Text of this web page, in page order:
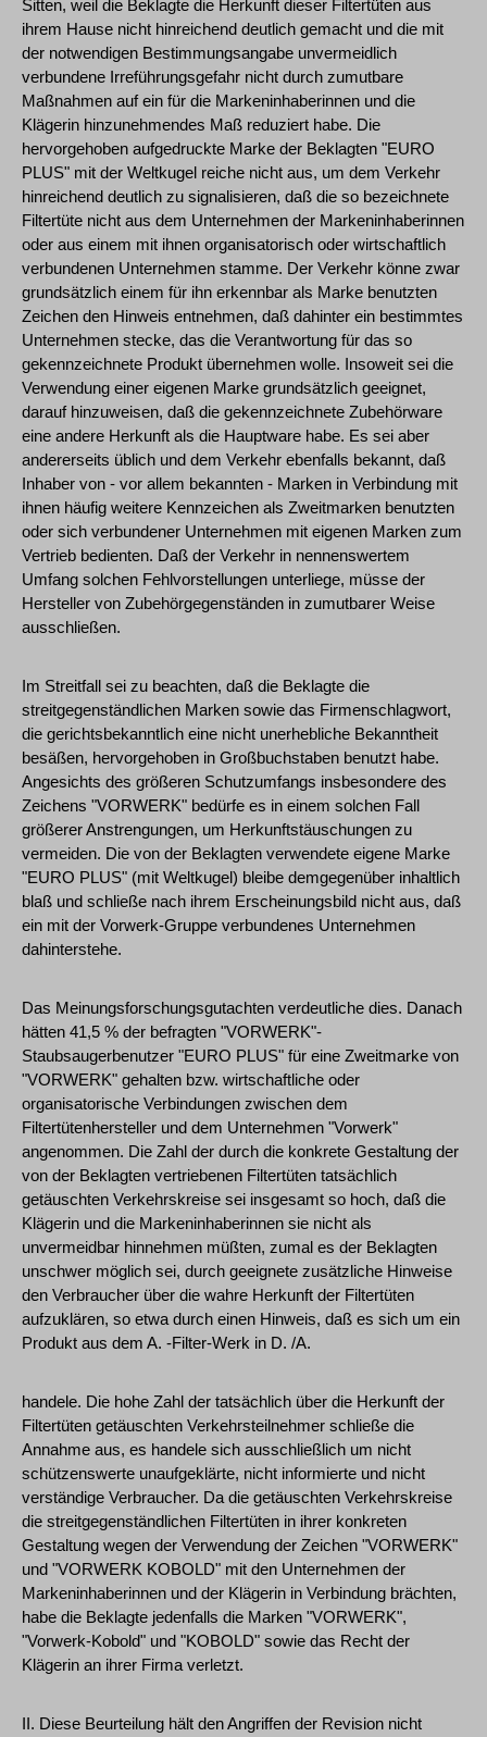
Sitten, weil die Beklagte die Herkunft dieser Filtertüten aus
ihrem Hause nicht hinreichend deutlich gemacht und die mit
der notwendigen Bestimmungsangabe unvermeidlich
verbundene Irreführungsgefahr nicht durch zumutbare
Maßnahmen auf ein für die Markeninhaberinnen und die
Klägerin hinzunehmendes Maß reduziert habe. Die
hervorgehoben aufgedruckte Marke der Beklagten "EURO
PLUS" mit der Weltkugel reiche nicht aus, um dem Verkehr
hinreichend deutlich zu signalisieren, daß die so bezeichnete
Filtertüte nicht aus dem Unternehmen der Markeninhaberinnen
oder aus einem mit ihnen organisatorisch oder wirtschaftlich
verbundenen Unternehmen stamme. Der Verkehr könne zwar
grundsätzlich einem für ihn erkennbar als Marke benutzten
Zeichen den Hinweis entnehmen, daß dahinter ein bestimmtes
Unternehmen stecke, das die Verantwortung für das so
gekennzeichnete Produkt übernehmen wolle. Insoweit sei die
Verwendung einer eigenen Marke grundsätzlich geeignet,
darauf hinzuweisen, daß die gekennzeichnete Zubehörware
eine andere Herkunft als die Hauptware habe. Es sei aber
andererseits üblich und dem Verkehr ebenfalls bekannt, daß
Inhaber von - vor allem bekannten - Marken in Verbindung mit
ihnen häufig weitere Kennzeichen als Zweitmarken benutzten
oder sich verbundener Unternehmen mit eigenen Marken zum
Vertrieb bedienten. Daß der Verkehr in nennenswertem
Umfang solchen Fehlvorstellungen unterliege, müsse der
Hersteller von Zubehörgegenständen in zumutbarer Weise
ausschließen.
Im Streitfall sei zu beachten, daß die Beklagte die
streitgegenständlichen Marken sowie das Firmenschlagwort,
die gerichtsbekanntlich eine nicht unerhebliche Bekanntheit
besäßen, hervorgehoben in Großbuchstaben benutzt habe.
Angesichts des größeren Schutzumfangs insbesondere des
Zeichens "VORWERK" bedürfe es in einem solchen Fall
größerer Anstrengungen, um Herkunftstäuschungen zu
vermeiden. Die von der Beklagten verwendete eigene Marke
"EURO PLUS" (mit Weltkugel) bleibe demgegenüber inhaltlich
blaß und schließe nach ihrem Erscheinungsbild nicht aus, daß
ein mit der Vorwerk-Gruppe verbundenes Unternehmen
dahinterstehe.
Das Meinungsforschungsgutachten verdeutliche dies. Danach
hätten 41,5 % der befragten "VORWERK"-
Staubsaugerbenutzer "EURO PLUS" für eine Zweitmarke von
"VORWERK" gehalten bzw. wirtschaftliche oder
organisatorische Verbindungen zwischen dem
Filtertütenhersteller und dem Unternehmen "Vorwerk"
angenommen. Die Zahl der durch die konkrete Gestaltung der
von der Beklagten vertriebenen Filtertüten tatsächlich
getäuschten Verkehrskreise sei insgesamt so hoch, daß die
Klägerin und die Markeninhaberinnen sie nicht als
unvermeidbar hinnehmen müßten, zumal es der Beklagten
unschwer möglich sei, durch geeignete zusätzliche Hinweise
den Verbraucher über die wahre Herkunft der Filtertüten
aufzuklären, so etwa durch einen Hinweis, daß es sich um ein
Produkt aus dem A. -Filter-Werk in D. /A.
handele. Die hohe Zahl der tatsächlich über die Herkunft der
Filtertüten getäuschten Verkehrsteilnehmer schließe die
Annahme aus, es handele sich ausschließlich um nicht
schützenswerte unaufgeklärte, nicht informierte und nicht
verständige Verbraucher. Da die getäuschten Verkehrskreise
die streitgegenständlichen Filtertüten in ihrer konkreten
Gestaltung wegen der Verwendung der Zeichen "VORWERK"
und "VORWERK KOBOLD" mit den Unternehmen der
Markeninhaberinnen und der Klägerin in Verbindung brächten,
habe die Beklagte jedenfalls die Marken "VORWERK",
"Vorwerk-Kobold" und "KOBOLD" sowie das Recht der
Klägerin an ihrer Firma verletzt.
II. Diese Beurteilung hält den Angriffen der Revision nicht